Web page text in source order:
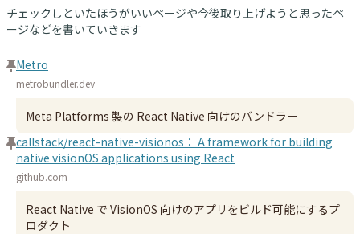
チェックしといたほうがいいページや今後取り上げようと思ったペ
ージなどを書いていきます
Metro
metrobundler.dev
Meta Platforms 製の React Native 向けのバンドラー
callstack/react-native-visionos： A framework for building
native visionOS applications using React
github.com
React Native で VisionOS 向けのアプリをビルド可能にするプ
ロダクト